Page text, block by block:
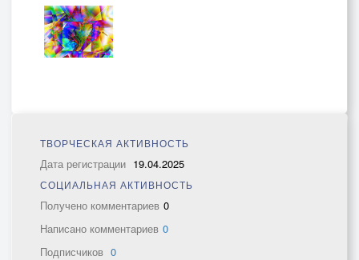
ТВОРЧЕСКАЯ АКТИВНОСТЬ
Дата регистрации 19.04.2025
СОЦИАЛЬНАЯ АКТИВНОСТЬ
Получено комментариев 0
Написано комментариев 0
Подписчиков 0